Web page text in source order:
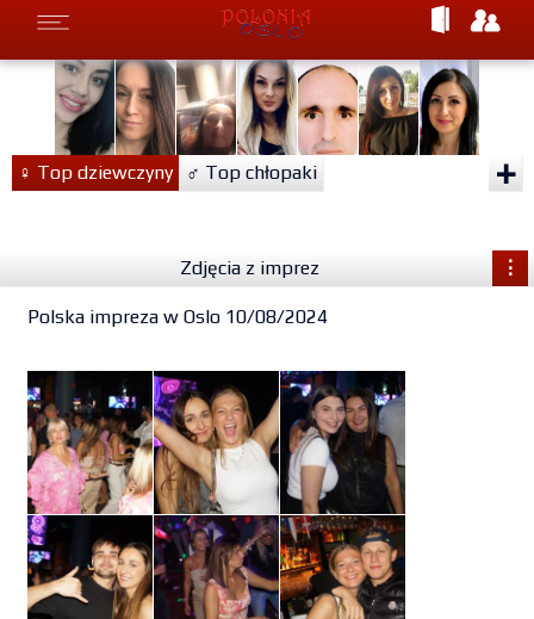
♀ Top dziewczyny ♂ Top chłopaki +
Zdjęcia z imprez ⋮
Polska impreza w Oslo 10/08/2024